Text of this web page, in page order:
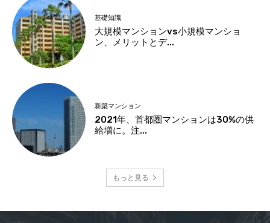
基礎知識
大規模マンションvs小規模マンショ
ン、メリットとデ...
新築マンション
2021年、首都圏マンションは30%の供
給増に。注...
もっと見る